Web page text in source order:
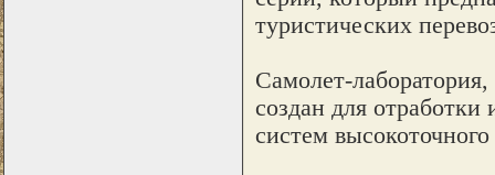
туристических
Самолет-
создан для
систем